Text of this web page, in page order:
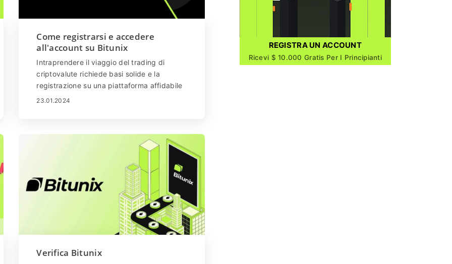
Come registrarsi e accedere
all'account su Bitunix
Intraprendere il viaggio del trading di
criptovalute richiede basi solide e la
registrazione su una piattaforma affidabile
è il primo passo. Bitunix, leader globale
guiderà meticolosamente attraverso il
23.01.2024
Verifica Bitunix
REGISTRA UN ACCOUNT
Ricevi $ 10.000 Gratis Per I Principianti